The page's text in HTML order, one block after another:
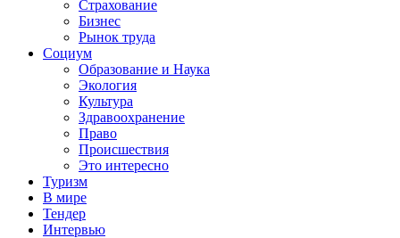
Страхование
Бизнес
Рынок труда
Социум
Образование и Наука
Экология
Культура
Здравоохранение
Право
Происшествия
Это интересно
Туризм
В мире
Тендер
Интервью